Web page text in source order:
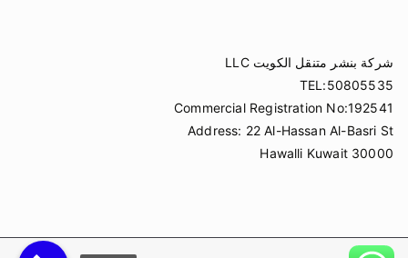
شركة بنشر متنقل الكويت LLC
TEL:50805535
Commercial Registration No:192541
Address: 22 Al-Hassan Al-Basri St
Hawalli Kuwait 30000